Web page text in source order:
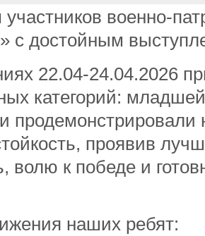
с достойным
22.04-24.04.2026
категорий:
проявив
волю к победе и
наших ребят: